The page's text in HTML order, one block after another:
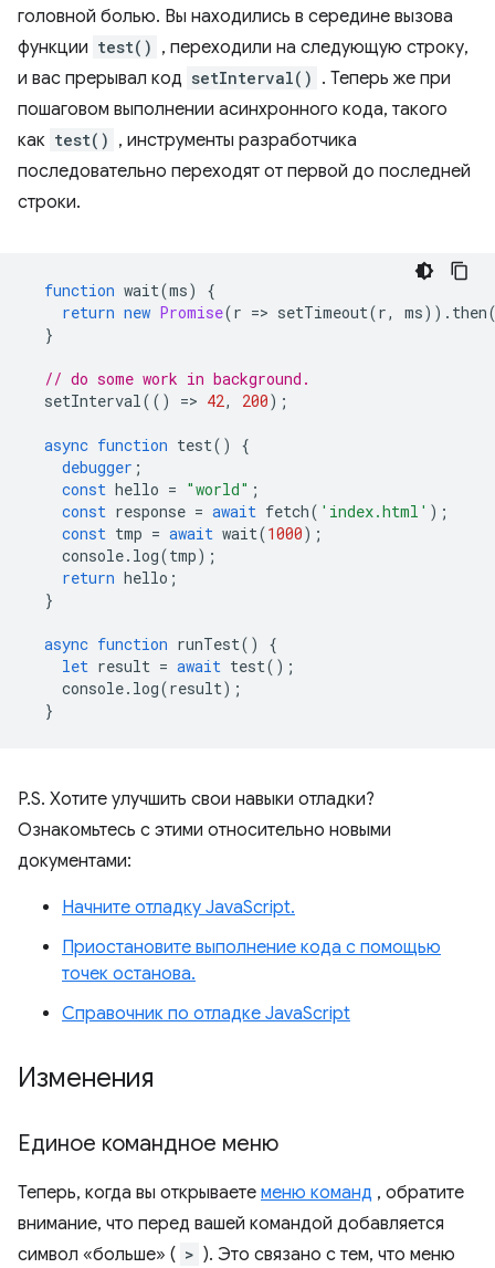
головной болью. Вы находились в середине вызова
функции test() , переходили на следующую строку,
и вас прерывал код setInterval() . Теперь же при
пошаговом выполнении асинхронного кода, такого
как test() , инструменты разработчика
последовательно переходят от первой до последней
строки.
function wait(ms)
{
return new Promise(r => setTimeout(r, ms)). then
}
// do some work in background.
setInterval(() => 42, 200);
async function test()
{
debugger ;
const hello = "world" ;
const response = await fetch( 'index.html' );
const tmp = await wait(1000);
console. log(tmp);
return hello ;
}
async function runTest()
{
let result = await test();
console. log(result);
}
P.S. Хотите улучшить свои навыки отладки?
Ознакомьтесь с этими относительно новыми
документами:
Начните отладку JavaScript.
Приостановите выполнение кода с помощью
точек останова.
Справочник по отладке JavaScript
Изменения
Единое командное меню
Теперь, когда вы открываете меню команд , обратите
внимание, что перед вашей командой добавляется
символ «больше» ( > ). Это связано с тем, что меню